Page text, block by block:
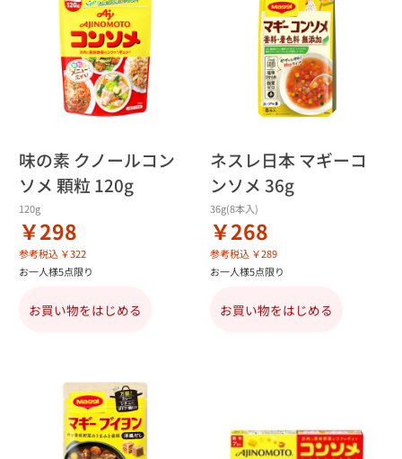
味の素 クノールコン
ソメ 顆粒 120g
120g
￥298
参考税込 ￥322
お一人様5点限り
お買い物をはじめる
ネスレ日本 マギーコ
ンソメ 36g
36g(8本入)
￥268
参考税込 ￥289
お一人様5点限り
お買い物をはじめる